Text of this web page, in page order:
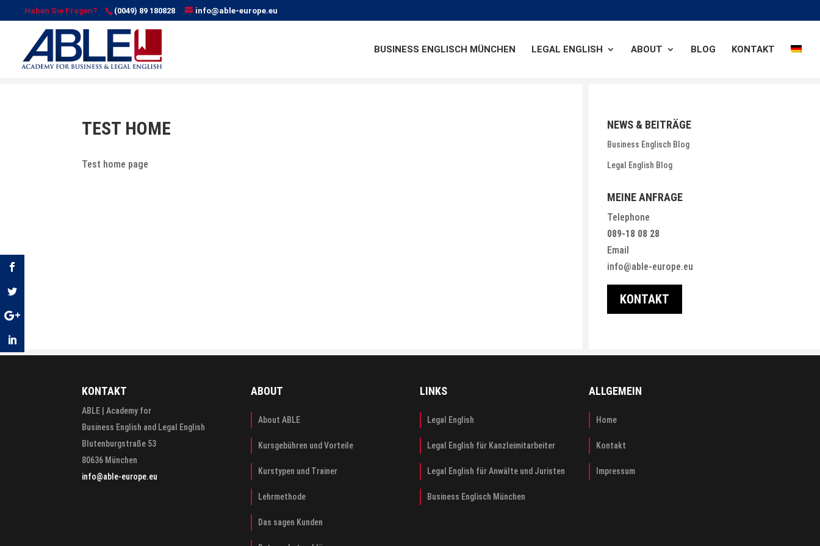
Haben Sie Fragen? (0049) 89 180828 info@able-europe.eu
BUSINESS ENGLISCH MÜNCHEN LEGAL ENGLISH ABOUT BLOG KONTAKT
TEST HOME
Test home page
NEWS & BEITRÄGE
Business Englisch Blog
Legal English Blog
MEINE ANFRAGE
Telephone
089-18 08 28
Email
info@able-europe.eu
KONTAKT
KONTAKT
ABLE | Academy for
Business English and Legal English
Blutenburgstraße 53
80636 München
info@able-europe.eu
ABOUT
About ABLE
Kursgebühren und Vorteile
Kurstypen und Trainer
Lehrmethode
Das sagen Kunden
LINKS
Legal English
Legal English für Kanzleimitarbeiter
Legal English für Anwälte und Juristen
Business Englisch München
ALLGEMEIN
Home
Kontakt
Impressum